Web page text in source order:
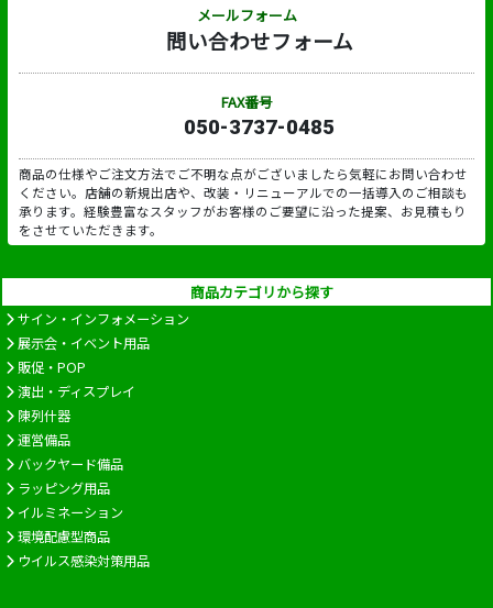
メールフォーム
問い合わせフォーム
FAX番号
050-3737-0485
商品の仕様やご注文方法でご不明な点がございましたら気軽にお問い合わせ
ください。店舗の新規出店や、改装・リニューアルでの一括導入のご相談も
承ります。経験豊富なスタッフがお客様のご要望に沿った提案、お見積もり
をさせていただきます。
商品カテゴリから探す
サイン・インフォメーション
展示会・イベント用品
販促・POP
演出・ディスプレイ
陳列什器
運営備品
バックヤード備品
ラッピング用品
イルミネーション
環境配慮型商品
ウイルス感染対策用品